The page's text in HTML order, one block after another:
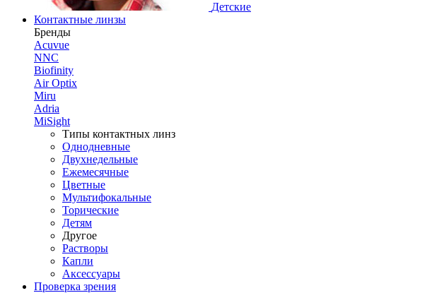
Детские
Контактные линзы
Бренды
Acuvue
NNC
Biofinity
Air Optix
Miru
Adria
MiSight
Типы контактных линз
Однодневные
Двухнедельные
Ежемесячные
Цветные
Мультифокальные
Торические
Детям
Другое
Растворы
Капли
Аксессуары
Проверка зрения